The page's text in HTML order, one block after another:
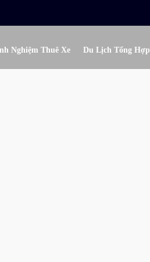
Nghiệm Thuê Xe Du Lịch Tổng Hợp